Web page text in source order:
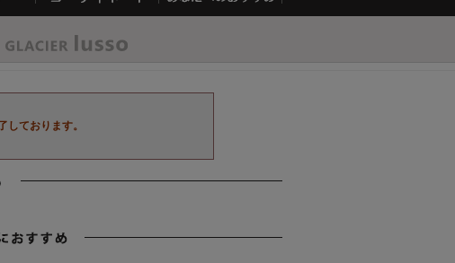
ております。